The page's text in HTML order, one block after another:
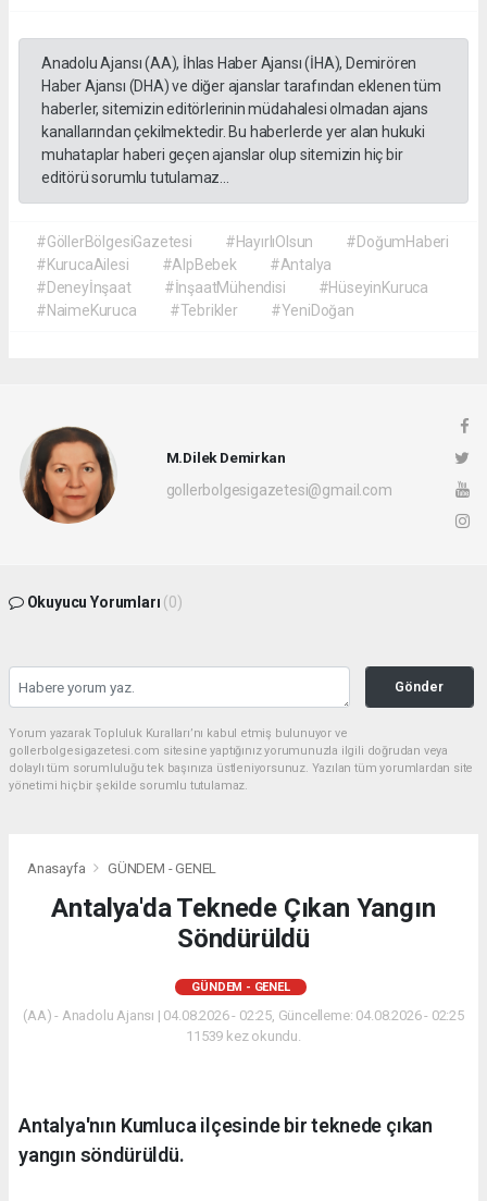
Anadolu Ajansı (AA), İhlas Haber Ajansı (İHA), Demirören
Haber Ajansı (DHA) ve diğer ajanslar tarafından eklenen tüm
haberler, sitemizin editörlerinin müdahalesi olmadan ajans
kanallarından çekilmektedir. Bu haberlerde yer alan hukuki
muhataplar haberi geçen ajanslar olup sitemizin hiç bir
editörü sorumlu tutulamaz...
#GöllerBölgesiGazetesi #HayırlıOlsun
#DoğumHaberi
#KurucaAilesi
#AlpBebek
#Antalya
#Deneyİnşaat
#İnşaatMühendisi
#HüseyinKuruca
#NaimeKuruca
#Tebrikler #YeniDoğan
M.Dilek Demirkan
gollerbolgesigazetesi@gmail.com
Okuyucu Yorumları (0)
Gönder
Yorum yazarak Topluluk Kuralları’nı kabul etmiş bulunuyor ve
gollerbolgesigazetesi.com sitesine yaptığınız yorumunuzla ilgili doğrudan veya
dolaylı tüm sorumluluğu tek başınıza üstleniyorsunuz. Yazılan tüm yorumlardan site
yönetimi hiçbir şekilde sorumlu tutulamaz.
Anasayfa GÜNDEM - GENEL
Antalya'da Teknede Çıkan Yangın
Söndürüldü
GÜNDEM - GENEL
(AA) - Anadolu Ajansı | 04.08.2026 - 02:25, Güncelleme: 04.08.2026 - 02:25
11539 kez okundu.
Antalya'nın Kumluca ilçesinde bir teknede çıkan
yangın söndürüldü.